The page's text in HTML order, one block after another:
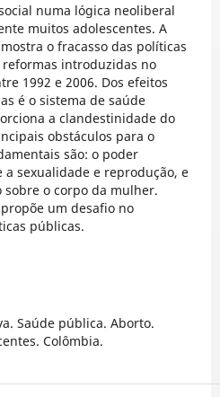
numa lógica neoliberal
muitos adolescentes. A
o fracasso das políticas
introduzidas no
1992 e 2006. Dos efeitos
é o sistema de saúde
a clandestinidade do
obstáculos para o
são: o poder
sexualidade e reprodução, e
o corpo da mulher.
um desafio no
públicas.
Saúde pública. Aborto.
Colômbia.